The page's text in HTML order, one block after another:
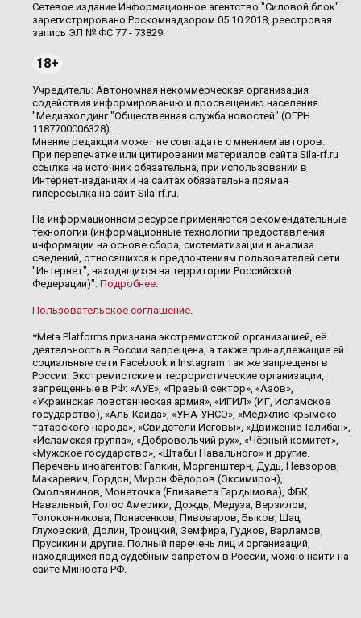
Сетевое издание Информационное агентство "Силовой блок"
зарегистрировано Роскомнадзором 05.10.2018, реестровая
запись ЭЛ № ФС 77 - 73829.
18+
Учредитель: Автономная некоммерческая организация
содействия информированию и просвещению населения
"Медиахолдинг "Общественная служба новостей" (ОГРН
1187700006328).
Мнение редакции может не совпадать с мнением авторов.
При перепечатке или цитировании материалов сайта Sila-rf.ru
ссылка на источник обязательна, при использовании в
Интернет-изданиях и на сайтах обязательна прямая
гиперссылка на сайт Sila-rf.ru.
На информационном ресурсе применяются рекомендательные
технологии (информационные технологии предоставления
информации на основе сбора, систематизации и анализа
сведений, относящихся к предпочтениям пользователей сети
"Интернет", находящихся на территории Российской
Федерации)". Подробнее.
Пользовательское соглашение.
*Meta Platforms признана экстремистской организацией, её
деятельность в России запрещена, а также принадлежащие ей
социальные сети Facebook и Instagram так же запрещены в
России. Экстремистские и террористические организации,
запрещенные в РФ: «АУЕ», «Правый сектор», «Азов»,
«Украинская повстанческая армия», «ИГИЛ» (ИГ, Исламское
государство), «Аль-Каида», «УНА-УНСО», «Меджлис крымско-
татарского народа», «Свидетели Иеговы», «Движение Талибан»,
«Исламская группа», «Добровольчий рух», «Чёрный комитет»,
«Мужское государство», «Штабы Навального» и другие.
Перечень иноагентов: Галкин, Моргенштерн, Дудь, Невзоров,
Макаревич, Гордон, Мирон Фёдоров (Оксимирон),
Смольянинов, Монеточка (Елизавета Гардымова), ФБК,
Навальный, Голос Америки, Дождь, Медуза, Верзилов,
Толоконникова, Понасенков, Пивоваров, Быков, Шац,
Глуховский, Долин, Троицкий, Земфира, Гудков, Варламов,
Прусикин и другие. Полный перечень лиц и организаций,
находящихся под судебным запретом в России, можно найти на
сайте Минюста РФ.